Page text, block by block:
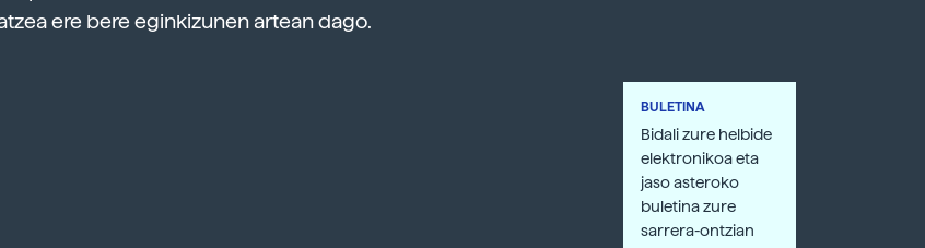
ere bere eginkizunen artean dago.
BULETINA
Bidali zure helbide
elektronikoa eta
jaso asteroko
buletina zure
sarrera-ontzian